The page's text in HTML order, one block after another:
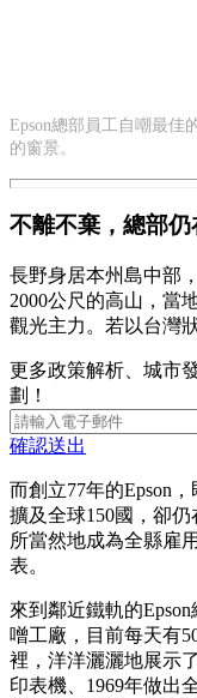
Epson總部員工自嘲最佳
的窗景。
不離不棄，總部
長野身居本州島中部
2000公尺的高山，當
觀光主力。若以台灣
更多政策解析、城市
劃！
確認送出
而創立77年的Epson
擴及全球150國，卻
所當然地成為全縣雇
表。
來到鄰近鐵軌的
噌工廠，目前每天有
裡，洋洋灑灑地展示
印表機、1969年做出